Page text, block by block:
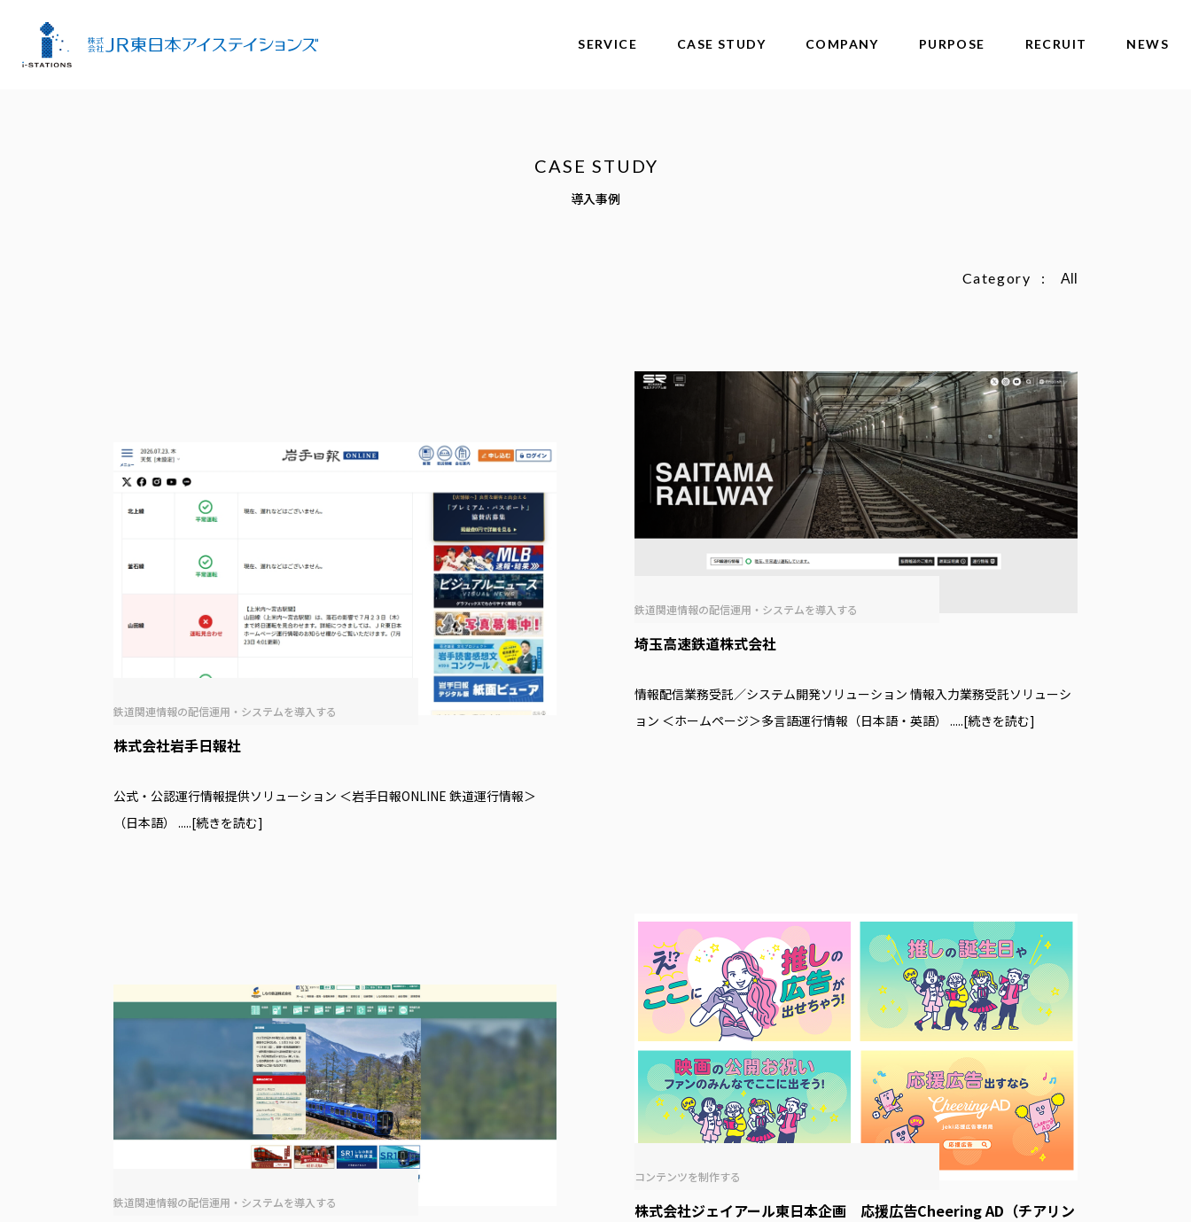
SERVICE CASE STUDY COMPANY PURPOSE RECRUIT NEWS
導入事例
Category All
株式会社岩手日報社
鉄道関連情報の配信運用・システムを導⼊する
公式・公認運行情報提供ソリューション ＜岩手日報ONLINE 鉄道運行情報＞
（日本語） .....[続きを読む]
埼玉高速鉄道株式会社
鉄道関連情報の配信運用・システムを導⼊する
情報配信業務受託／システム開発ソリューション 情報入力業務受託ソリューシ
ョン ＜ホームページ＞多言語運行情報（日本語・英語）.....[続きを読む]
鉄道関連情報の配信運用・システムを導⼊する
株式会社ジェイアール東日本企画 応援広告Cheering AD（チアリン
コンテンツを制作する